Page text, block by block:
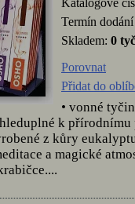
Termín
Skladem: 0
Porovnat
Přidat do
• vonné
k přírodnímu
z kůry
a magické